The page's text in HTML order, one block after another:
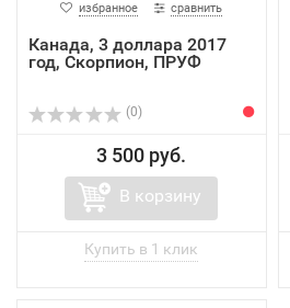
избранное сравнить
Канада, 3 доллара 2017
год, Скорпион, ПРУФ
(0)
3 500 руб.
В корзину